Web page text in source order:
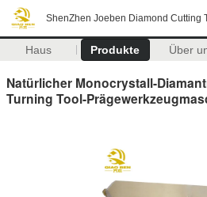
ShenZhen Joeben Diamond Cutting
Haus Produkte Über
Natürlicher Monocrystall-
Turning Tool-